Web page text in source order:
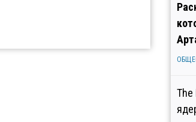
The